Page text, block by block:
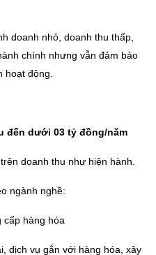
doanh nhỏ, doanh thu thấp,
chính nhưng vẫn đảm bảo
hoạt động.
đến dưới 03 tỷ đồng/năm
doanh thu như hiện hành.
ngành nghề:
cấp hàng hóa
dịch vụ gắn với hàng hóa, xây